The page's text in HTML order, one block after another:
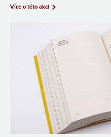
Více o této akci